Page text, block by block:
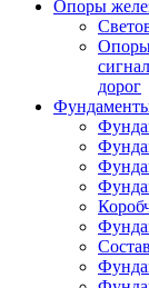
Опоры
Опоры
дорог